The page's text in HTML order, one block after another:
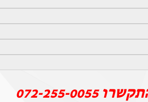
072-255-0055